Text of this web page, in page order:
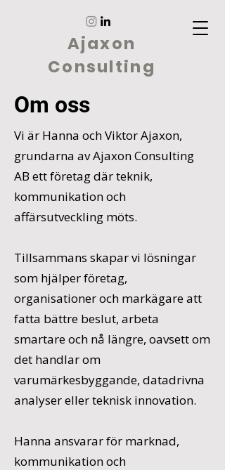
Ajaxon
Consulting
Om oss
Vi är Hanna och Viktor Ajaxon,
grundarna av Ajaxon Consulting
AB ett företag där teknik,
kommunikation och
affärsutveckling möts.
Tillsammans skapar vi lösningar
som hjälper företag,
organisationer och markägare att
fatta bättre beslut, arbeta
smartare och nå längre, oavsett om
det handlar om
varumärkesbyggande, datadrivna
analyser eller teknisk innovation.
Hanna ansvarar för marknad,
kommunikation och